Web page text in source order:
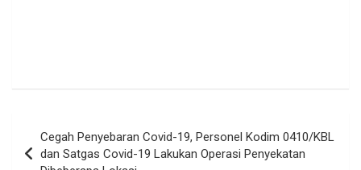
pos
Cegah Penyebaran Covid-19, Personel Kodim 0410/KBL
dan Satgas Covid-19 Lakukan Operasi Penyekatan